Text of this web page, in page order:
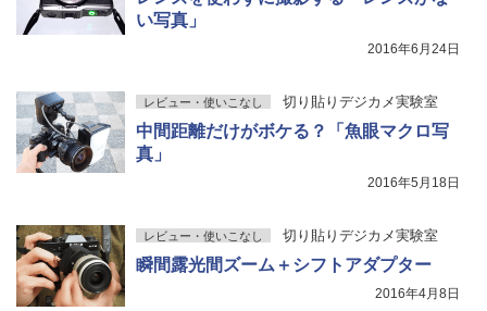
い写真」
2016年6月24日
レビュー・使いこなし 切り貼りデジカメ実験室
中間距離だけがボケる？「魚眼マクロ写
真」
2016年5月18日
レビュー・使いこなし 切り貼りデジカメ実験室
瞬間露光間ズーム＋シフトアダプター
2016年4月8日